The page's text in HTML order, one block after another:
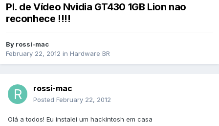
Pl. de Vídeo Nvidia GT430 1GB Lion nao
reconhece !!!!
By rossi-mac
February 22, 2012 in Hardware BR
rossi-mac
Posted February 22, 2012
Olá a todos! Eu instalei um hackintosh em casa